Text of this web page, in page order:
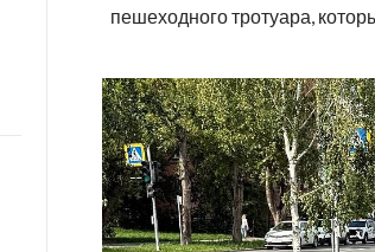
пешеходного тротуара,